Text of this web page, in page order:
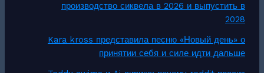
производство сиквела в 2026 и выпустить в
2028
Kara kross представила песню «Новый день» о
принятии себя и силе идти дальше